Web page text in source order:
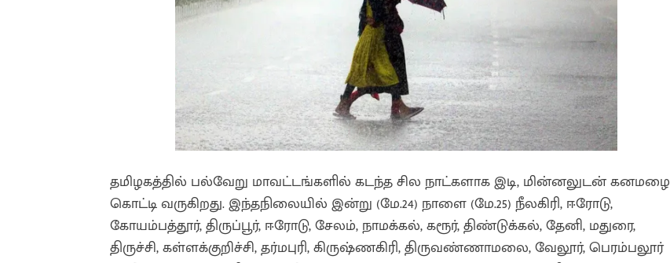
தமிழகத்தில் பல்வேறு மாவட்டங்களில் கடந்த சில நாட்களாக இடி, மின்னலுடன் கனமழை
கொட்டி வருகிறது. இந்தநிலையில் இன்று (மே.24) நாளை (மே.25) நீலகிரி, ஈரோடு,
கோயம்பத்தூர், திருப்பூர், ஈரோடு, சேலம், நாமக்கல், கரூர், திண்டுக்கல், தேனி, மதுரை,
திருச்சி, கள்ளக்குறிச்சி, தர்மபுரி, கிருஷ்ணகிரி, திருவண்ணாமலை, வேலூர், பெரம்பலூர்